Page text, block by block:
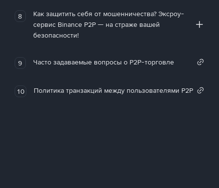
8
Как защитить себя от мошенничества? Эксроу-
сервис Binance P2P — на страже вашей
безопасности!
9 Часто задаваемые вопросы о P2P-торговле
10 Политика транзакций между пользователями P2P